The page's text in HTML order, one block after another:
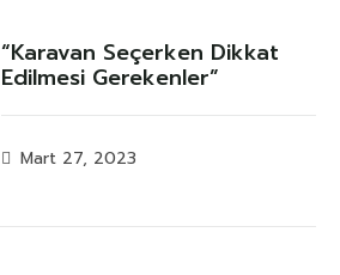
“Karavan Seçerken Dikkat
Edilmesi Gerekenler”
Mart 27, 2023